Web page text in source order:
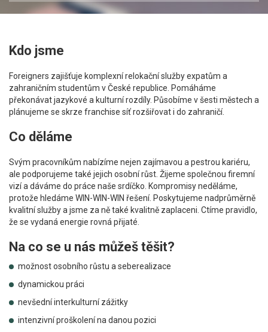
Kdo jsme
Foreigners zajišťuje komplexní relokační služby expatům a
zahraničním studentům v České republice. Pomáháme
překonávat jazykové a kulturní rozdíly. Působíme v šesti městech a
plánujeme se skrze franchise síť rozšiřovat i do zahraničí.
Co děláme
Svým pracovníkům nabízíme nejen zajímavou a pestrou kariéru,
ale podporujeme také jejich osobní růst. Žijeme společnou firemní
vizí a dáváme do práce naše srdíčko. Kompromisy neděláme,
protože hledáme WIN-WIN-WIN řešení. Poskytujeme nadprůměrně
kvalitní služby a jsme za ně také kvalitně zaplaceni. Ctíme pravidlo,
že se vydaná energie rovná přijaté.
Na co se u nás můžeš těšit?
možnost osobního růstu a seberealizace
dynamickou práci
nevšední interkulturní zážitky
intenzivní proškolení na danou pozici